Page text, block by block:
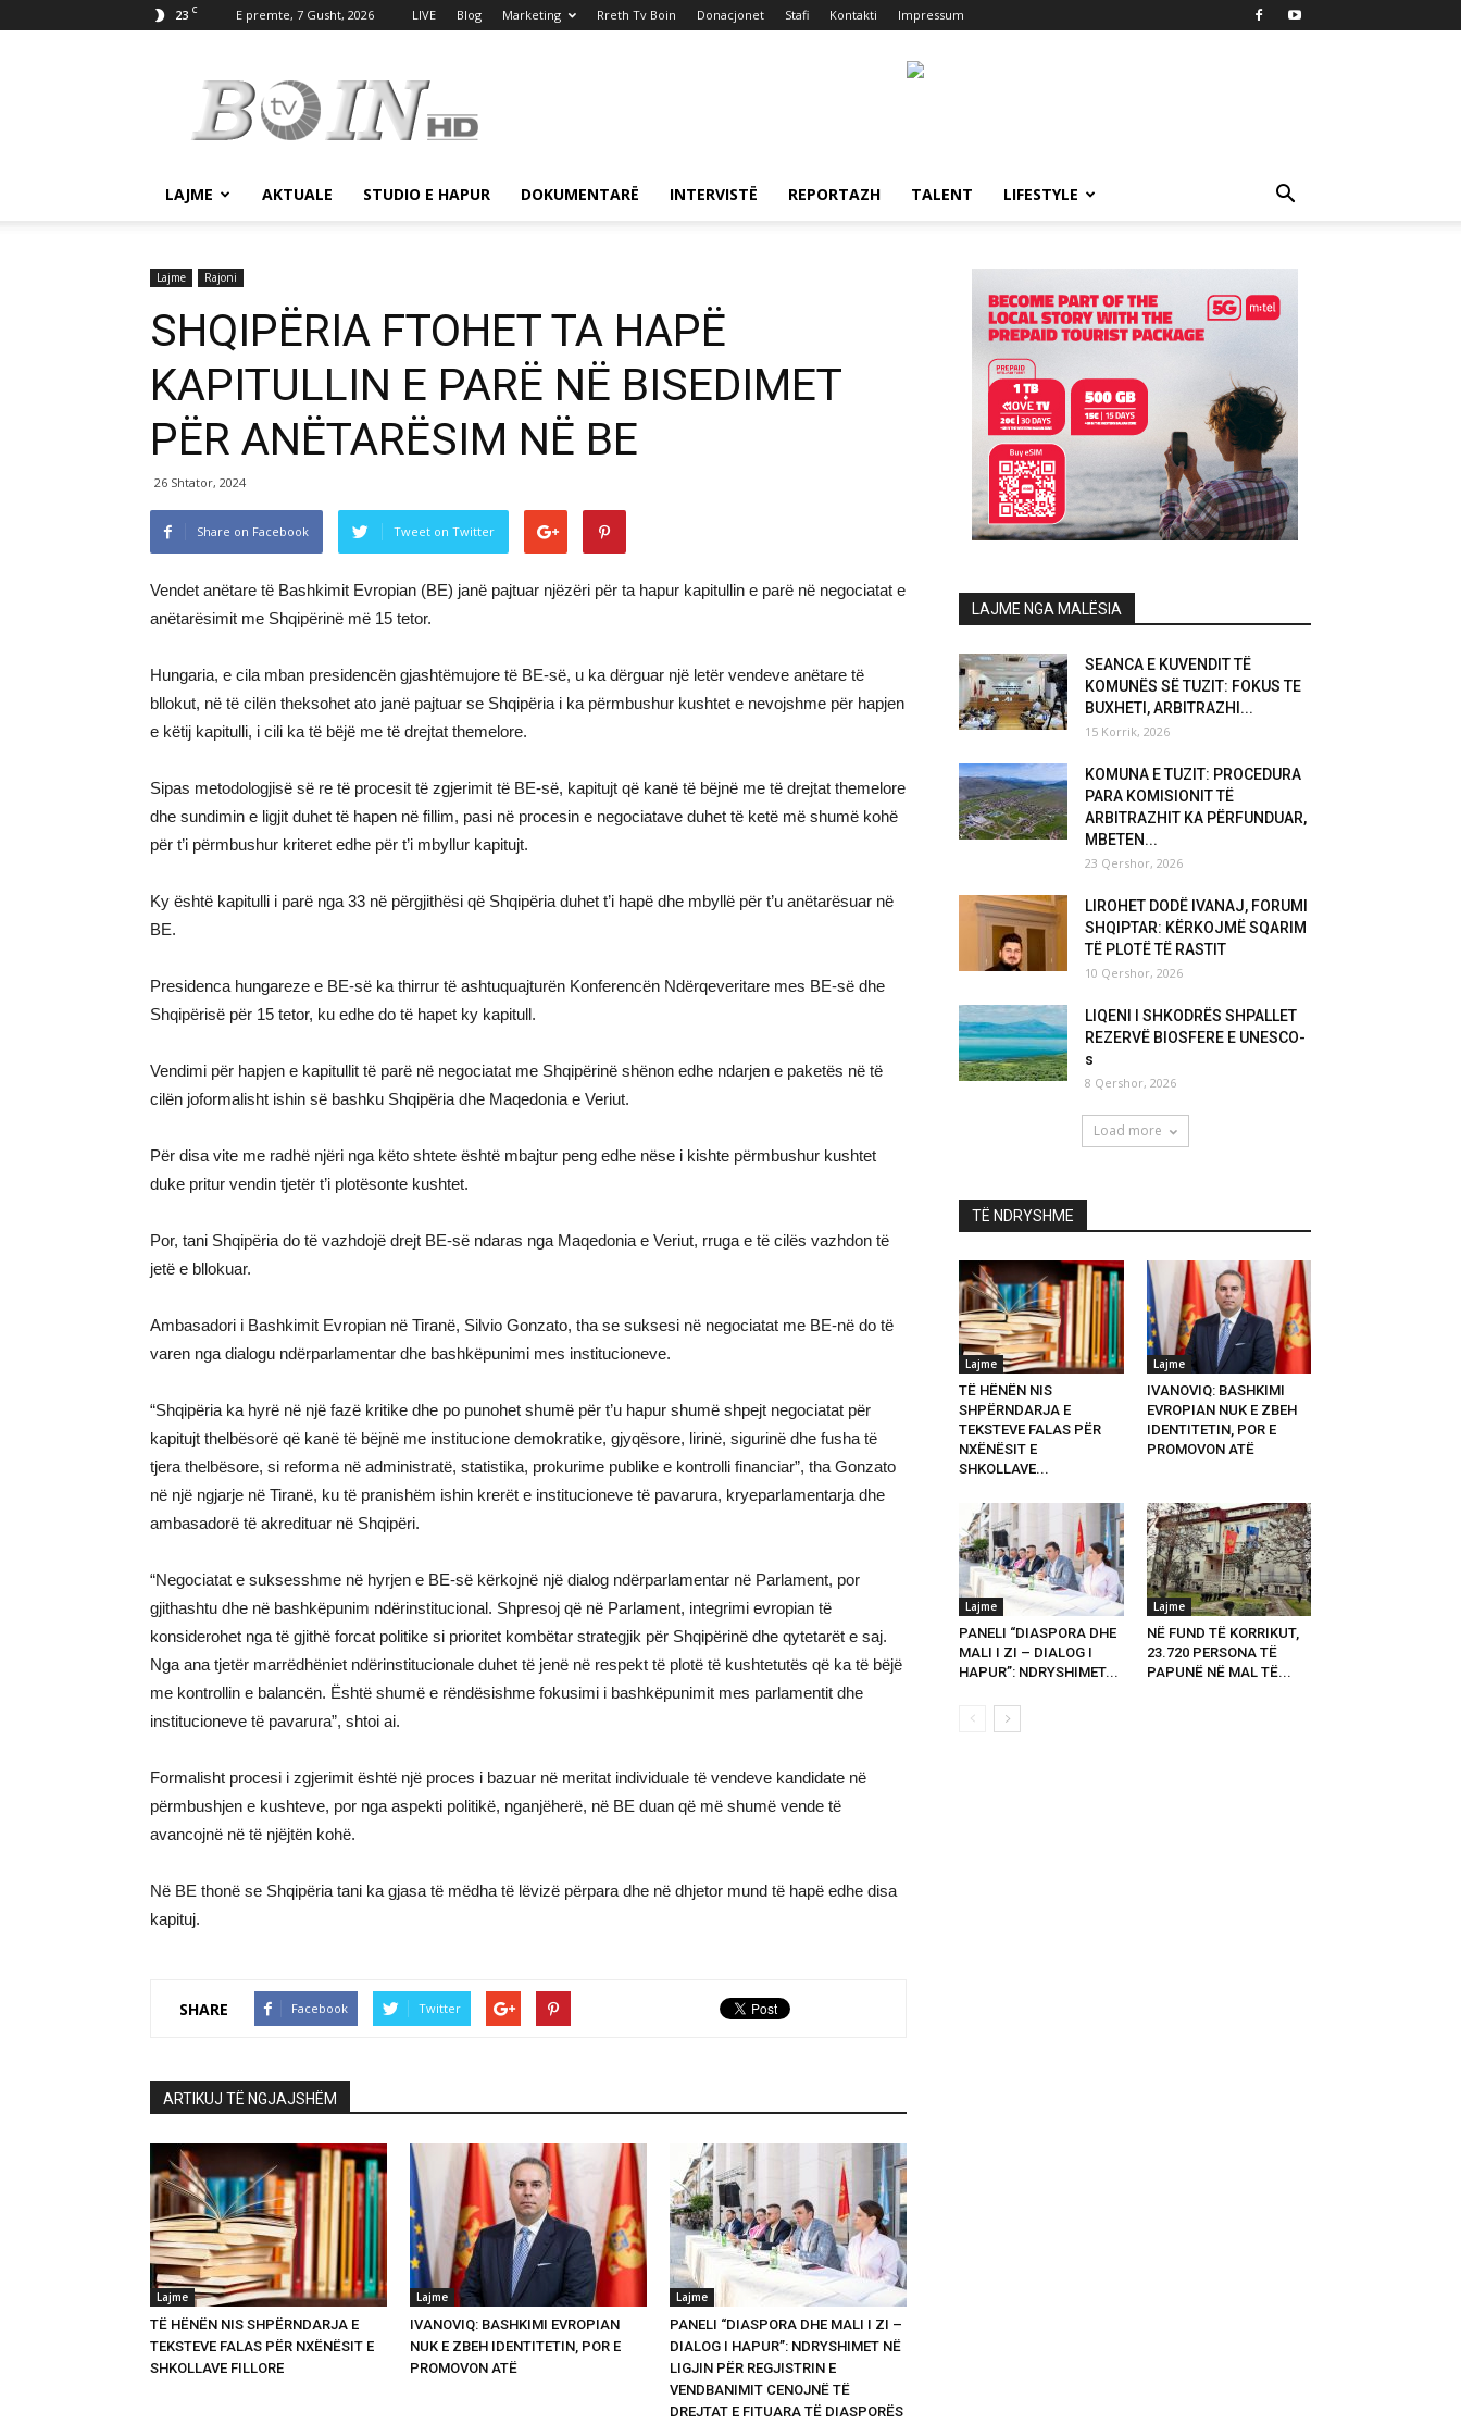
23 C E premte, 7 Gusht, 2026 LIVE Blog Marketing Rreth Tv Boin Donacjonet Stafi Kontakti Impressum
Boin
LAJME AKTUALE STUDIO E HAPUR DOKUMENTARË INTERVISTË REPORTAZH TALENT LIFESTYLE
Lajme Rajoni
SHQIPËRIA FTOHET TA HAPË
KAPITULLIN E PARË NË BISEDIMET
PËR ANËTARËSIM NË BE
26 Shtator, 2024
Share on Facebook Tweet on Twitter
Vendet anëtare të Bashkimit Evropian (BE) janë pajtuar njëzëri për ta hapur kapitullin e parë në negociatat e
anëtarësimit me Shqipërinë më 15 tetor.
Hungaria, e cila mban presidencën gjashtëmujore të BE-së, u ka dërguar një letër vendeve anëtare të
bllokut, në të cilën theksohet ato janë pajtuar se Shqipëria i ka përmbushur kushtet e nevojshme për hapjen
e këtij kapitulli, i cili ka të bëjë me të drejtat themelore.
Sipas metodologjisë së re të procesit të zgjerimit të BE-së, kapitujt që kanë të bëjnë me të drejtat themelore
dhe sundimin e ligjit duhet të hapen në fillim, pasi në procesin e negociatave duhet të ketë më shumë kohë
për t’i përmbushur kriteret edhe për t’i mbyllur kapitujt.
Ky është kapitulli i parë nga 33 në përgjithësi që Shqipëria duhet t’i hapë dhe mbyllë për t’u anëtarësuar në
BE.
Presidenca hungareze e BE-së ka thirrur të ashtuquajturën Konferencën Ndërqeveritare mes BE-së dhe
Shqipërisë për 15 tetor, ku edhe do të hapet ky kapitull.
Vendimi për hapjen e kapitullit të parë në negociatat me Shqipërinë shënon edhe ndarjen e paketës në të
cilën joformalisht ishin së bashku Shqipëria dhe Maqedonia e Veriut.
Për disa vite me radhë njëri nga këto shtete është mbajtur peng edhe nëse i kishte përmbushur kushtet
duke pritur vendin tjetër t’i plotësonte kushtet.
Por, tani Shqipëria do të vazhdojë drejt BE-së ndaras nga Maqedonia e Veriut, rruga e të cilës vazhdon të
jetë e bllokuar.
Ambasadori i Bashkimit Evropian në Tiranë, Silvio Gonzato, tha se suksesi në negociatat me BE-në do të
varen nga dialogu ndërparlamentar dhe bashkëpunimi mes institucioneve.
“Shqipëria ka hyrë në një fazë kritike dhe po punohet shumë për t’u hapur shumë shpejt negociatat për
kapitujt thelbësorë që kanë të bëjnë me institucione demokratike, gjyqësore, lirinë, sigurinë dhe fusha të
tjera thelbësore, si reforma në administratë, statistika, prokurime publike e kontrolli financiar”, tha Gonzato
në një ngjarje në Tiranë, ku të pranishëm ishin krerët e institucioneve të pavarura, kryeparlamentarja dhe
ambasadorë të akredituar në Shqipëri.
“Negociatat e suksesshme në hyrjen e BE-së kërkojnë një dialog ndërparlamentar në Parlament, por
gjithashtu dhe në bashkëpunim ndërinstitucional. Shpresoj që në Parlament, integrimi evropian të
konsiderohet nga të gjithë forcat politike si prioritet kombëtar strategjik për Shqipërinë dhe qytetarët e saj.
Nga ana tjetër marrëdhëniet ndërinstitucionale duhet të jenë në respekt të plotë të kushtetutës që ka të bëjë
me kontrollin e balancën. Është shumë e rëndësishme fokusimi i bashkëpunimit mes parlamentit dhe
institucioneve të pavarura”, shtoi ai.
Formalisht procesi i zgjerimit është një proces i bazuar në meritat individuale të vendeve kandidate në
përmbushjen e kushteve, por nga aspekti politikë, nganjëherë, në BE duan që më shumë vende të
avancojnë në të njëjtën kohë.
Në BE thonë se Shqipëria tani ka gjasa të mëdha të lëvizë përpara dhe në dhjetor mund të hapë edhe disa
kapituj.
SHARE Facebook Twitter
ARTIKUJ TË NGJAJSHËM
Lajme
TË HËNËN NIS SHPËRNDARJA E
TEKSTEVE FALAS PËR NXËNËSIT E
SHKOLLAVE FILLORE
Lajme
IVANOVIQ: BASHKIMI EVROPIAN
NUK E ZBEH IDENTITETIN, POR E
PROMOVON ATË
Lajme
PANELI “DIASPORA DHE MALI I ZI –
DIALOG I HAPUR”: NDRYSHIMET NË
LIGJIN PËR REGJISTRIN E
VENDBANIMIT CENOJNË TË
DREJTAT E FITUARA TË DIASPORËS
LAJME NGA MALËSIA
SEANCA E KUVENDIT TË
KOMUNËS SË TUZIT: FOKUS TE
BUXHETI, ARBITRAZHI...
15 Korrik, 2026
KOMUNA E TUZIT: PROCEDURA
PARA KOMISIONIT TË
ARBITRAZHIT KA PËRFUNDUAR,
MBETEN...
23 Qershor, 2026
LIROHET DODË IVANAJ, FORUMI
SHQIPTAR: KËRKOJMË SQARIM
TË PLOTË TË RASTIT
10 Qershor, 2026
LIQENI I SHKODRËS SHPALLET
REZERVË BIOSFERE E UNESCO-
s
8 Qershor, 2026
Load more
TË NDRYSHME
Lajme
TË HËNËN NIS
SHPËRNDARJA E
TEKSTEVE FALAS PËR
NXËNËSIT E
SHKOLLAVE...
Lajme
IVANOVIQ: BASHKIMI
EVROPIAN NUK E ZBEH
IDENTITETIN, POR E
PROMOVON ATË
Lajme
PANELI “DIASPORA DHE
MALI I ZI – DIALOG I
HAPUR”: NDRYSHIMET...
Lajme
NË FUND TË KORRIKUT,
23.720 PERSONA TË
PAPUNË NË MAL TË...